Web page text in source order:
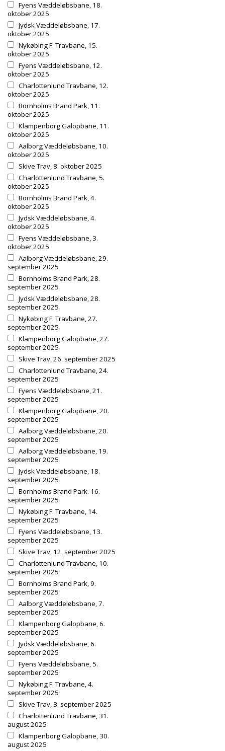
Fyens Væddeløbsbane, 18.
oktober 2025
Jydsk Væddeløbsbane, 17.
oktober 2025
Nykøbing F. Travbane, 15.
oktober 2025
Fyens Væddeløbsbane, 12.
oktober 2025
Charlottenlund Travbane, 12.
oktober 2025
Bornholms Brand Park, 11.
oktober 2025
Klampenborg Galopbane, 11.
oktober 2025
Aalborg Væddeløbsbane, 10.
oktober 2025
Skive Trav, 8. oktober 2025
Charlottenlund Travbane, 5.
oktober 2025
Bornholms Brand Park, 4.
oktober 2025
Jydsk Væddeløbsbane, 4.
oktober 2025
Fyens Væddeløbsbane, 3.
oktober 2025
Aalborg Væddeløbsbane, 29.
september 2025
Bornholms Brand Park, 28.
september 2025
Jydsk Væddeløbsbane, 28.
september 2025
Nykøbing F. Travbane, 27.
september 2025
Klampenborg Galopbane, 27.
september 2025
Skive Trav, 26. september 2025
Charlottenlund Travbane, 24.
september 2025
Fyens Væddeløbsbane, 21.
september 2025
Klampenborg Galopbane, 20.
september 2025
Aalborg Væddeløbsbane, 20.
september 2025
Aalborg Væddeløbsbane, 19.
september 2025
Jydsk Væddeløbsbane, 18.
september 2025
Bornholms Brand Park. 16.
september 2025
Nykøbing F. Travbane, 14.
september 2025
Fyens Væddeløbsbane, 13.
september 2025
Skive Trav, 12. september 2025
Charlottenlund Travbane, 10.
september 2025
Bornholms Brand Park, 9.
september 2025
Aalborg Væddeløbsbane, 7.
september 2025
Klampenborg Galopbane, 6.
september 2025
Jydsk Væddeløbsbane, 6.
september 2025
Fyens Væddeløbsbane, 5.
september 2025
Nykøbing F. Travbane, 4.
september 2025
Skive Trav, 3. september 2025
Charlottenlund Travbane, 31.
august 2025
Klampenborg Galopbane, 30.
august 2025